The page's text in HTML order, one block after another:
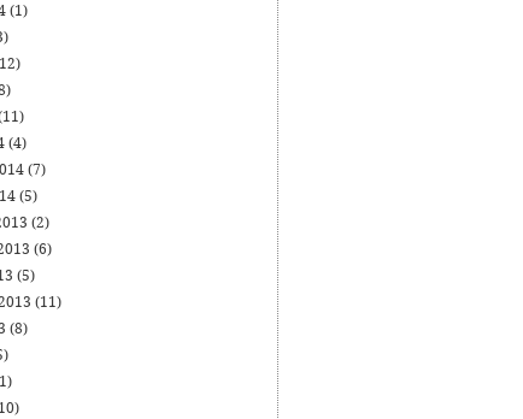
(1)
(4)
(7)
(5)
(2)
(6)
(5)
(11)
(8)